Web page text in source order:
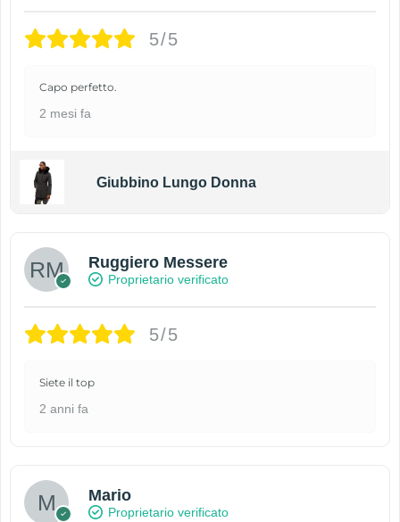
5/5
Capo perfetto.
2 mesi fa
Giubbino Lungo Donna
Ruggiero Messere
Proprietario verificato
5/5
Siete il top
2 anni fa
Mario
Proprietario verificato